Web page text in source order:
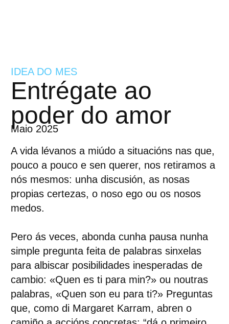
Entrégate ao
poder do amor
Maio 2025
A vida lévanos a miúdo a situacións nas que,
pouco a pouco e sen querer, nos retiramos a
nós mesmos: unha discusión, as nosas
propias certezas, o noso ego ou os nosos
medos.
Pero ás veces, abonda cunha pausa nunha
simple pregunta feita de palabras sinxelas
para albiscar posibilidades inesperadas de
cambio: «Quen es ti para min?» ou noutras
palabras, «Quen son eu para ti?» Preguntas
que, como di Margaret Karram, abren o
IDEA DO MES